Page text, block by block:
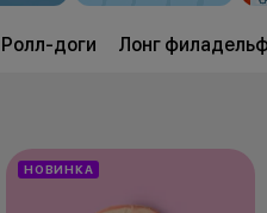
Ролл-доги Лонг
НОВИНКА